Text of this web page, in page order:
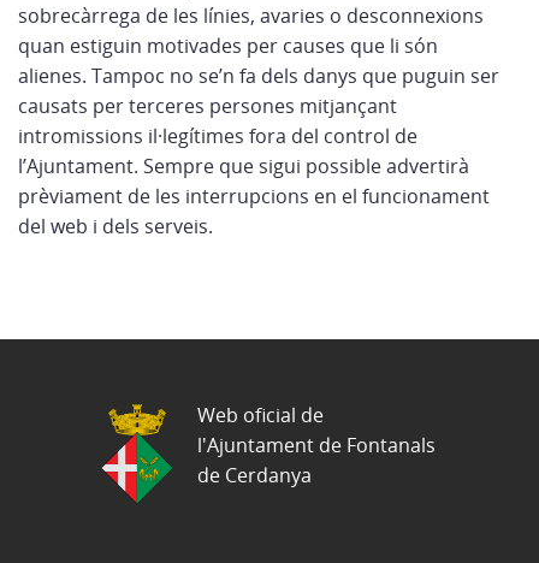
sobrecàrrega de les línies, avaries o desconnexions
quan estiguin motivades per causes que li són
alienes. Tampoc no se’n fa dels danys que puguin ser
causats per terceres persones mitjançant
intromissions il·legítimes fora del control de
l’Ajuntament. Sempre que sigui possible advertirà
prèviament de les interrupcions en el funcionament
del web i dels serveis.
Web oficial de
l'Ajuntament de Fontanals
de Cerdanya